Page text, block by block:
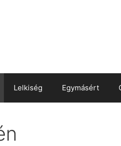
Lelkiség Egymásért